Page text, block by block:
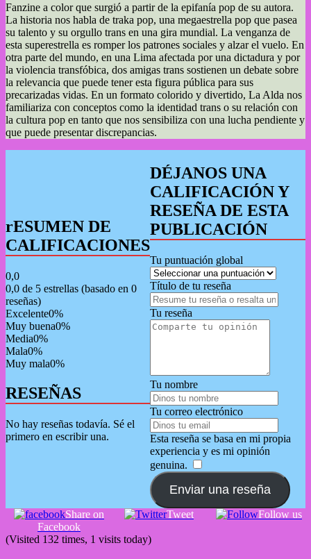
Fanzine a color que surgió a partir de la epifanía pop de su autora.
La historia nos habla de traka pop, una megaestrella pop que pasea
su talento y su orgullo trans en una gira mundial. La venganza de
esta superestrella es romper los patrones sociales y alzar el vuelo. En
otra parte del mundo, en una Lima afectada por una dictadura y por
la violencia transfóbica, dos amigas trans sostienen un debate sobre
la relevancia que puede tener esta figura pública para sus
precarizadas vidas. En un formato colorido y divertido, La Alda nos
familiariza con conceptos como la identidad trans o su relación con
la cultura pop en tanto que nos sensibiliza con una lucha pendiente y
que puede presentar discrepancias.
rESUMEN DE
CALIFICACIONES
0,0
0,0 de 5 estrellas (basado en 0
reseñas)
Excelente0%
Muy buena0%
Media0%
Mala0%
Muy mala0%
RESEÑAS
No hay reseñas todavía. Sé el
primero en escribir una.
DÉJANOS UNA
CALIFICACIÓN Y
RESEÑA DE ESTA
PUBLICACIÓN
Tu puntuación global
Título de tu reseña
Tu reseña
Tu nombre
Tu correo electrónico
Esta reseña se basa en mi propia
experiencia y es mi opinión
genuina.
Enviar una reseña
Share on
Facebook
Tweet Follow us
(Visited 132 times, 1 visits today)